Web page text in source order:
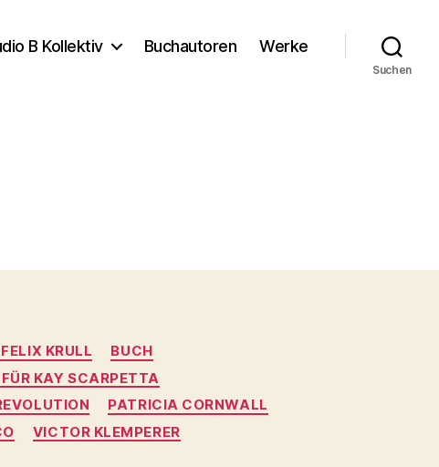
B Kollektiv Buchautoren Werke
Suchen
KRULL
BUCH
KAY SCARPETTA
PATRICIA CORNWALL
VICTOR KLEMPERER